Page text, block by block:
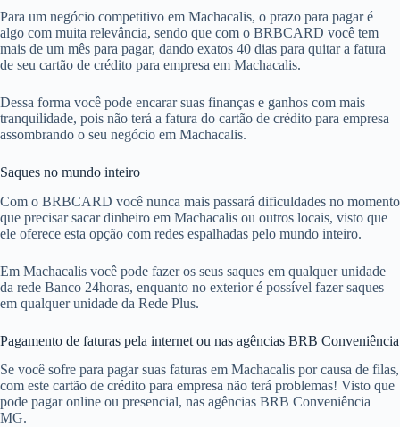
Para um negócio competitivo em Machacalis, o prazo para pagar é
algo com muita relevância, sendo que com o BRBCARD você tem
mais de um mês para pagar, dando exatos 40 dias para quitar a fatura
de seu cartão de crédito para empresa em Machacalis.
Dessa forma você pode encarar suas finanças e ganhos com mais
tranquilidade, pois não terá a fatura do cartão de crédito para empresa
assombrando o seu negócio em Machacalis.
Saques no mundo inteiro
Com o BRBCARD você nunca mais passará dificuldades no momento
que precisar sacar dinheiro em Machacalis ou outros locais, visto que
ele oferece esta opção com redes espalhadas pelo mundo inteiro.
Em Machacalis você pode fazer os seus saques em qualquer unidade
da rede Banco 24horas, enquanto no exterior é possível fazer saques
em qualquer unidade da Rede Plus.
Pagamento de faturas pela internet ou nas agências BRB Conveniência
Se você sofre para pagar suas faturas em Machacalis por causa de filas,
com este cartão de crédito para empresa não terá problemas! Visto que
pode pagar online ou presencial, nas agências BRB Conveniência
MG.